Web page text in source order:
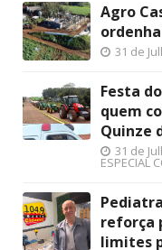
Agro
31 de
Festa
quem
Quinze
31 de
ESPECIAL
reforça
limites